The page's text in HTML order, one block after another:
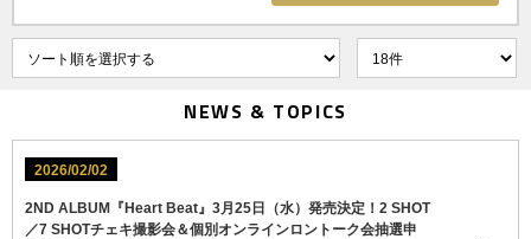
NEWS & TOPICS
2026/02/02
2ND ALBUM『Heart Beat』3月25日（水）発売決定！2 SHOT
／7 SHOTチェキ撮影会＆個別オンラインロントーク会抽選申